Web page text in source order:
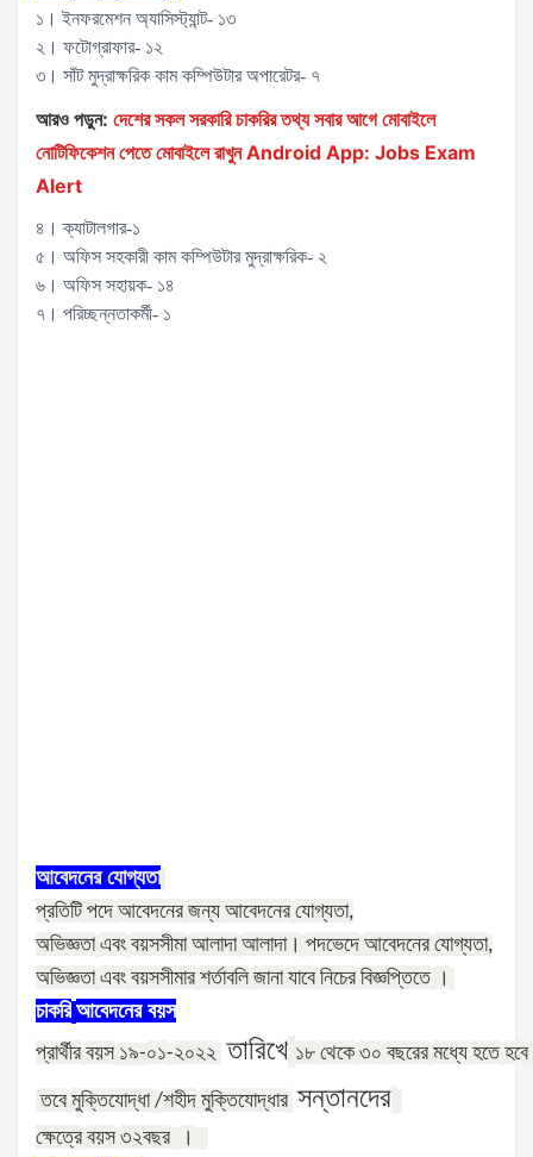
১। ইনফরমেশন অ্যাসিস্ট্যান্ট- ১৩
২। ফটোগ্রাফার- ১২
৩। সাঁট মুদ্রাক্ষরিক কাম কম্পিউটার অপারেটর- ৭
আরও পড়ুন: দেশের সকল সরকারি চাকরির তথ্য সবার আগে মোবাইলে
নোটিফিকেশন পেতে মোবাইলে রাখুন Android App: Jobs Exam
Alert
৪। ক্যাটালগার-১
৫। অফিস সহকারী কাম কম্পিউটার মুদ্রাক্ষরিক- ২
৬। অফিস সহায়ক- ১৪
৭। পরিচ্ছন্নতাকর্মী- ১
আবেদনের যোগ্যতা
প্রতিটি পদে আবেদনের জন্য আবেদনের যোগ্যতা,
অভিজ্ঞতা এবং বয়সসীমা আলাদা আলাদা। পদভেদে আবেদনের যোগ্যতা,
অভিজ্ঞতা এবং বয়সসীমার শর্তাবলি জানা যাবে নিচের বিজ্ঞপ্তিতে ।
চাকরি আবেদনের বয়স
প্রার্থীর বয়স ১৯-০১-২০২২ তারিখে ১৮ থেকে ৩০ বছরের মধ্যে হতে হবে
তবে মুক্তিযোদ্ধা /শহীদ মুক্তিযোদ্ধার সন্তানদের
ক্ষেত্রে বয়স ৩২বছর
।